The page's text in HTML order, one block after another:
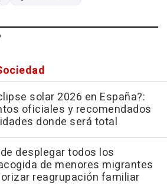
solar 2026 en España?:
oficiales y recomendados
donde será total
desplegar todos los
de menores migrantes
reagrupación familiar